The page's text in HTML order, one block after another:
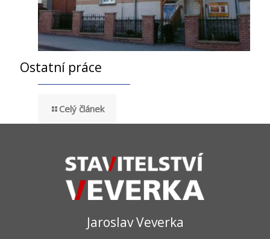
Ostatní práce
Celý článek
Jaroslav Veverka